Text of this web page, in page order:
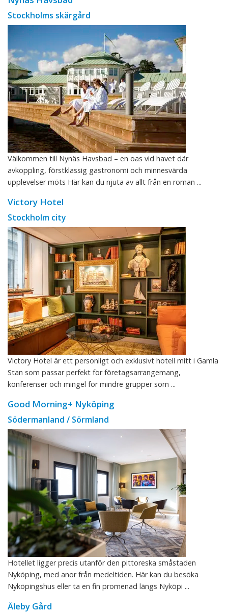
Stockholms skärgård
Välkommen till Nynäs Havsbad – en oas vid havet där
avkoppling, förstklassig gastronomi och minnesvärda
upplevelser möts Här kan du njuta av allt från en roman ...
Victory Hotel
Stockholm city
Victory Hotel är ett personligt och exklusivt hotell mitt i Gamla
Stan som passar perfekt för företagsarrangemang,
konferenser och mingel för mindre grupper som ...
Good Morning+ Nyköping
Södermanland / Sörmland
Hotellet ligger precis utanför den pittoreska småstaden
Nyköping, med anor från medeltiden. Här kan du besöka
Nyköpingshus eller ta en fin promenad längs Nyköpi ...
Äleby Gård